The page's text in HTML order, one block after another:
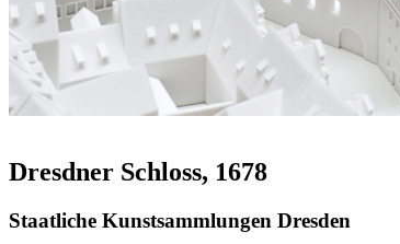
Dresdner Schloss, 1678
Staatliche Kunstsammlungen Dresden